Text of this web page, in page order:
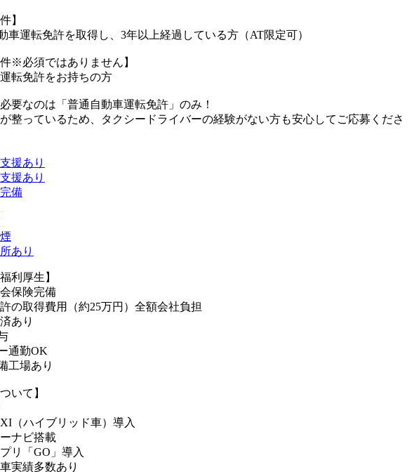
】
車運転免許を取得し、3年以上経過している方（AT限定可）
件※必須ではありません】
転免許をお持ちの方
要なのは「普通自動車運転免許」のみ！
整っているため、タクシードライバーの経験がない方も安心してご応募くださ
援あり
援あり
備
あり
利厚生】
保険完備
の取得費用（約25万円）全額会社負担
あり
通勤OK
工場あり
いて】
（ハイブリッド車）導入
ナビ搭載
リ「GO」導入
実績多数あり